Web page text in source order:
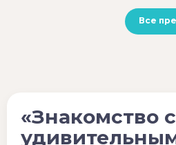
Все
«Знакомство с